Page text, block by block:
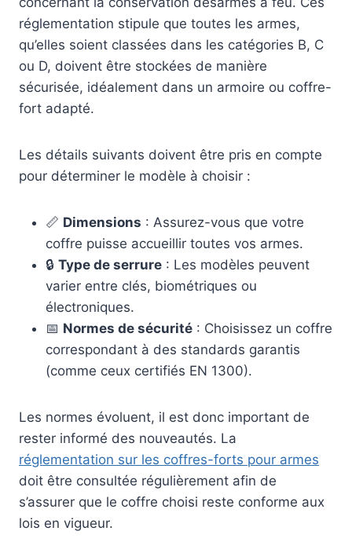
réglementation stipule que toutes les armes,
qu’elles soient classées dans les catégories B, C
ou D, doivent être stockées de manière
sécurisée, idéalement dans un armoire ou coffre-
fort adapté.
Les détails suivants doivent être pris en compte
pour déterminer le modèle à choisir :
📏 Dimensions : Assurez-vous que votre
coffre puisse accueillir toutes vos armes.
🔒 Type de serrure : Les modèles peuvent
varier entre clés, biométriques ou
électroniques.
📅 Normes de sécurité : Choisissez un coffre
correspondant à des standards garantis
(comme ceux certifiés EN 1300).
Les normes évoluent, il est donc important de
rester informé des nouveautés. La
réglementation sur les coffres-forts pour armes
doit être consultée régulièrement afin de
s’assurer que le coffre choisi reste conforme aux
lois en vigueur.